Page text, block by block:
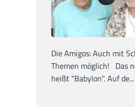
Die Amigos: Auch mit
Themen möglich! Das
heißt "Babylon". Auf de...